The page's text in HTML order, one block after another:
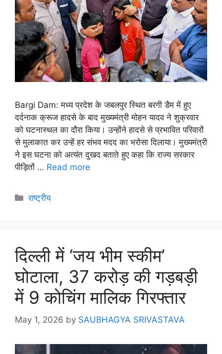
Bargi Dam: मध्य प्रदेश के जबलपुर स्थित बरगी डैम में हुए
दर्दनाक क्रूज हादसे के बाद मुख्यमंत्री मोहन यादव ने शुक्रवार
को घटनास्थल का दौरा किया। उन्होंने हादसे से प्रभावित परिवारों
से मुलाकात कर उन्हें हर संभव मदद का भरोसा दिलाया। मुख्यमंत्री
ने इस घटना को अत्यंत दुखद बताते हुए कहा कि राज्य सरकार
पीड़ितों … Read more
राष्ट्रीय
दिल्ली में ‘जय भीम स्कीम’
घोटाला, 37 करोड़ की गड़बड़ी
में 9 कोचिंग मालिक गिरफ्तार
May 1, 2026 by SAUBHAGYA SRIVASTAVA